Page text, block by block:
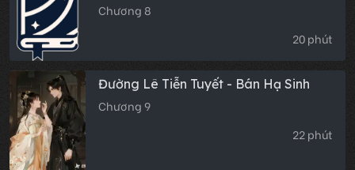
Chương 8
20 phút
Đường Lê Tiễn Tuyết - Bán Hạ Sinh
Chương 9
22 phút